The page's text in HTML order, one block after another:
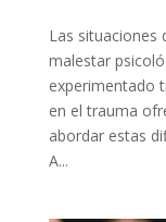
Las situaciones
malestar
experimentado
en el trauma
abordar estas
A...